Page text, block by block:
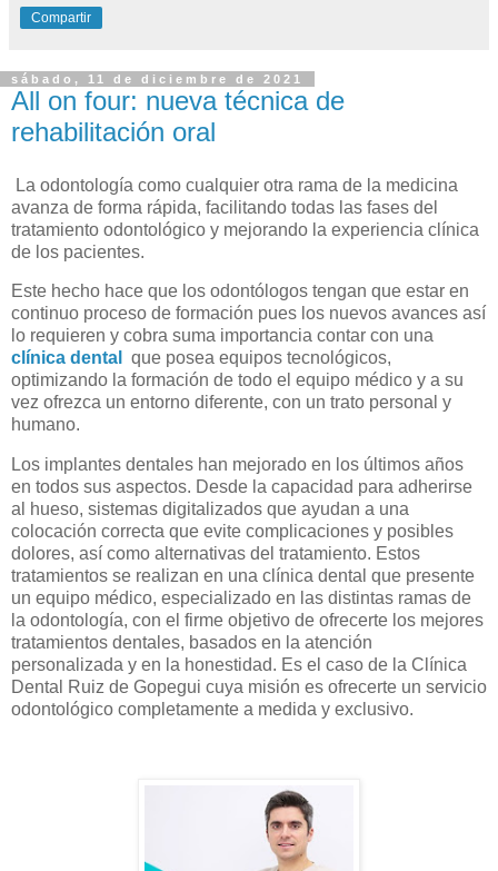
Compartir
sábado, 11 de diciembre de 2021
All on four: nueva técnica de
rehabilitación oral
La odontología como cualquier otra rama de la medicina
avanza de forma rápida, facilitando todas las fases del
tratamiento odontológico y mejorando la experiencia clínica
de los pacientes.
Este hecho hace que los odontólogos tengan que estar en
continuo proceso de formación pues los nuevos avances así
lo requieren y cobra suma importancia contar con una
clínica dental
que posea equipos tecnológicos,
optimizando la formación de todo el equipo médico y a su
vez ofrezca un entorno diferente, con un trato personal y
humano.
Los implantes dentales han mejorado en los últimos años
en todos sus aspectos. Desde la capacidad para adherirse
al hueso, sistemas digitalizados que ayudan a una
colocación correcta que evite complicaciones y posibles
dolores, así como alternativas del tratamiento. Estos
tratamientos se realizan en una clínica dental que presente
un equipo médico, especializado en las distintas ramas de
la odontología, con el firme objetivo de ofrecerte los mejores
tratamientos dentales, basados en la atención
personalizada y en la honestidad. Es el caso de la Clínica
Dental Ruiz de Gopegui cuya misión es ofrecerte un servicio
odontológico completamente a medida y exclusivo.